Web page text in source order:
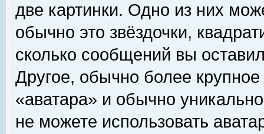
две картинки. Одно из них
обычно это звёздочки,
сколько сообщений вы
Другое, обычно более
«аватара» и обычно
не можете использовать